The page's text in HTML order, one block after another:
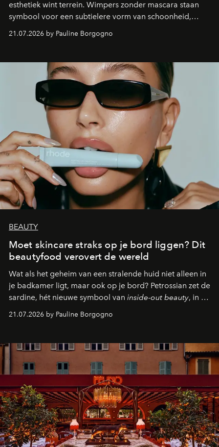
esthetiek wint terrein. Wimpers zonder mascara staan
symbool voor een subtielere vorm van schoonheid,
waarin zelfvertrouwen belangrijker is dan een overvloed
aan make-up.
21.07.2026 by Pauline Borgogno
BEAUTY
Moet skincare straks op je bord liggen? Dit
beautyfood verovert de wereld
Wat als het geheim van een stralende huid niet alleen in
je badkamer ligt, maar ook op je bord? Petrossian zet de
sardine, hét nieuwe symbool van inside-out beauty, in de
kijker met twee gastronomische creaties.
21.07.2026 by Pauline Borgogno